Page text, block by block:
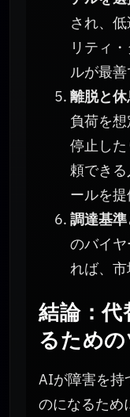
され、
リティ
ルが最善
離脱と休
負荷を
停止し
頼でき
ールを提
調達基準
のバイ
れば、市
結論：
るため
AIが障害を持
のになるため